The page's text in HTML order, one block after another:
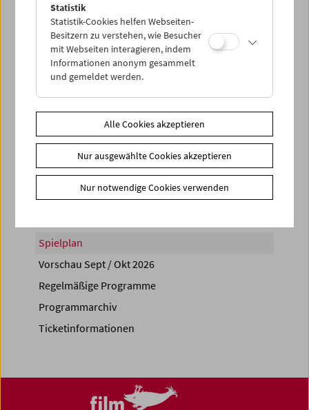
PROGRAMM ÜBERBLICK
Spielplan
Vorschau Sept / Okt 2026
Regelmäßige Programme
Programmarchiv
Ticketinformationen
Statistik
Statistik-Cookies helfen Webseiten-
Besitzern zu verstehen, wie Besucher
mit Webseiten interagieren, indem
Informationen anonym gesammelt
und gemeldet werden.
Alle Cookies akzeptieren
Nur ausgewählte Cookies akzeptieren
Nur notwendige Cookies verwenden